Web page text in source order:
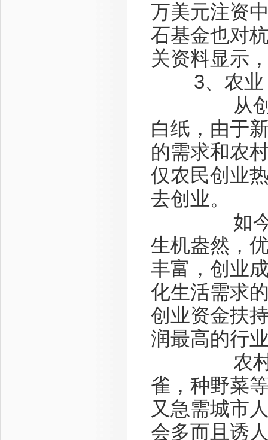
万美元注资
石基金也对
关资料显示
3、农业
从创业的
白纸，由于
的需求和农
仅农民创业
去创业。
如今，城
生机盎然，
丰富，创业
化生活需求
创业资金扶
润最高的行
农村饲养
雀，种野菜
又急需城市
会多而且诱